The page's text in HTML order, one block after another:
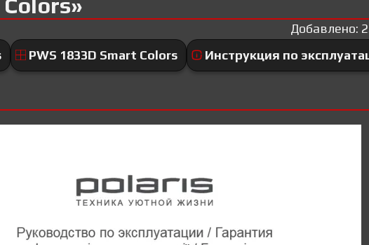
Добавлено:
PWS 1833D Smart Colors Инструкция по